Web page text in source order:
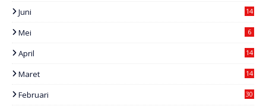
Juni 14
Mei 6
April 14
Maret 14
Februari 30